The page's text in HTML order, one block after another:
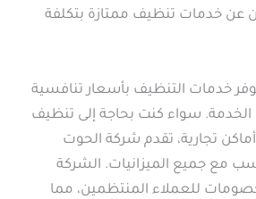
عن خدمات تنظيف ممتازة بتكلفة
خدمات التنظيف بأسعار تنافسية
الخدمة. سواء كنت بحاجة إلى تنظيف
أماكن تجارية، تقدم شركة الحوت
مع جميع الميزانيات. الشركة
للعملاء المنتظمين، مما